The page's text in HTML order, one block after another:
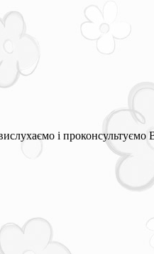
і